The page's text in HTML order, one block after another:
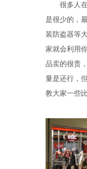
很多人
是很少的，
装防盗器等
家就会利用
品卖的很贵
量是还行，
教大家一些